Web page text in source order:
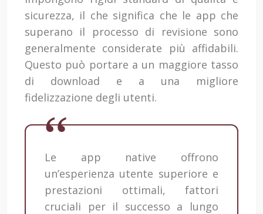
sicurezza, il che significa che le app che
superano il processo di revisione sono
generalmente considerate più affidabili.
Questo può portare a un maggiore tasso
di download e a una migliore
fidelizzazione degli utenti.
Le app native offrono
un’esperienza utente superiore e
prestazioni ottimali, fattori
cruciali per il successo a lungo